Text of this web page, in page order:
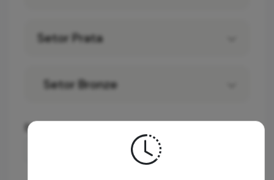
Setor Prata
Setor Bronze
Escolha a forma de entrega: